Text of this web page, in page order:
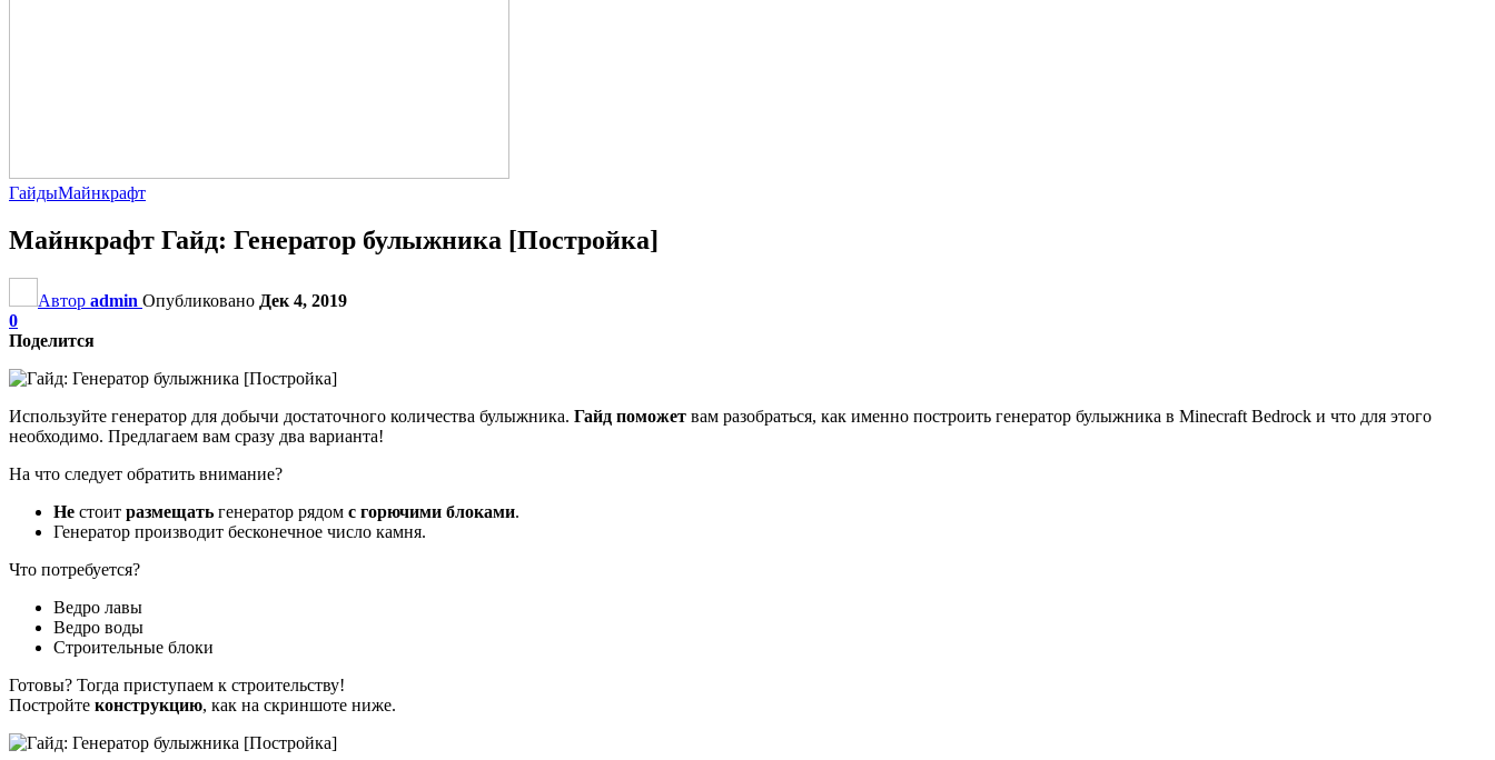
ГайдыМайнкрафт
Майнкрафт Гайд: Генератор булыжника [Постройка]
Автор admin Опубликовано Дек 4, 2019
0
Поделится
Используйте генератор для добычи достаточного количества булыжника. Гайд поможет вам разобраться, как именно построить генератор булыжника в Minecraft Bedrock и что для этого
необходимо. Предлагаем вам сразу два варианта!
На что следует обратить внимание?
Не стоит размещать генератор рядом с горючими блоками.
Генератор производит бесконечное число камня.
Что потребуется?
Ведро лавы
Ведро воды
Строительные блоки
Готовы? Тогда приступаем к строительству!
Постройте конструкцию, как на скриншоте ниже.